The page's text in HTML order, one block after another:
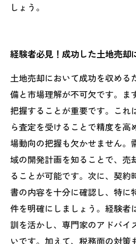
しょう。
経験者必見！成功した土地売却
土地売却において成功を収める
備と市場理解が不可欠です。ま
把握することが重要です。これ
ら査定を受けることで精度を高
場動向の把握も欠かせません。
域の開発計画を知ることで、売
ることが可能です。次に、契約
書の内容を十分に確認し、特に
件を明確にしましょう。経験者
訓を活かし、専門家のアドバイ
いです。加えて、税務面の対策